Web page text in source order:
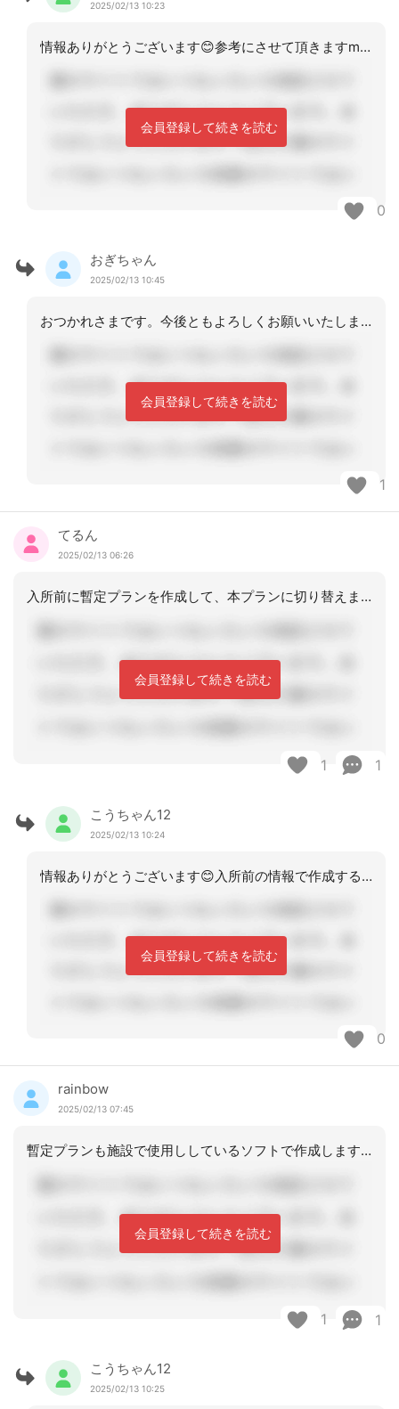
2025/02/13 10:23
情報ありがとうございます😊参考にさせて頂きますm(_ _)m
会員登録して続きを読む
0
おぎちゃん
2025/02/13 10:45
おつかれさまです。今後ともよろしくお願いいたします。
会員登録して続きを読む
1
てるん
2025/02/13 06:26
入所前に暫定プランを作成して、本プランに切り替えますね。
会員登録して続きを読む
1 1
こうちゃん12
2025/02/13 10:24
情報ありがとうございます😊入所前の情報で作成するんですね✨️ 参考にさせて頂きま
会員登録して続きを読む
0
rainbow
2025/02/13 07:45
暫定プランも施設で使用ししているソフトで作成します。その方が本プランに移行する時
会員登録して続きを読む
1 1
こうちゃん12
2025/02/13 10:25